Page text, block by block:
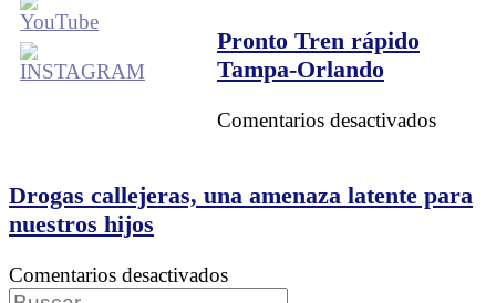
para
Pronto Tren rápido
Tampa-Orlando
Comentarios desactivadosen
rápido
Drogas callejeras, una amenaza latente para
nuestros hijos
Comentarios desactivadosen